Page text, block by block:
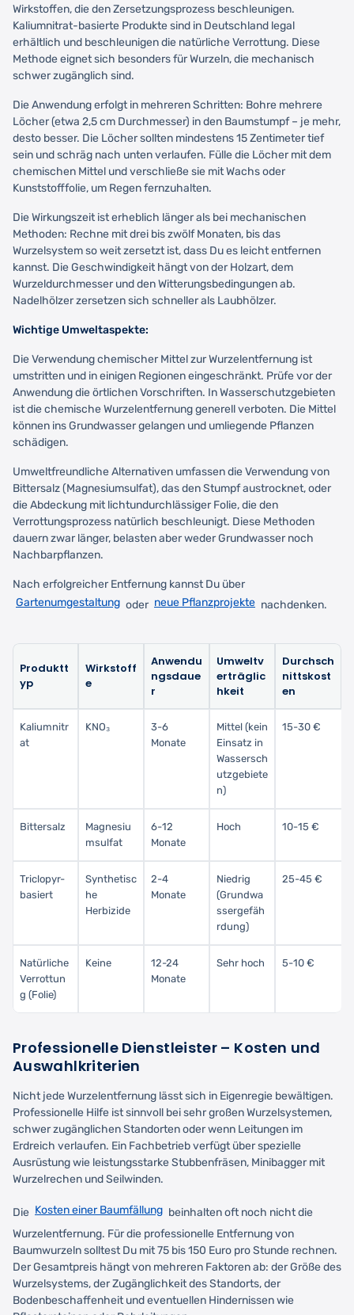
Wirkstoffen, die den Zersetzungsprozess beschleunigen.
Kaliumnitrat-basierte Produkte sind in Deutschland legal
erhältlich und beschleunigen die natürliche Verrottung. Diese
Methode eignet sich besonders für Wurzeln, die mechanisch
schwer zugänglich sind.
Die Anwendung erfolgt in mehreren Schritten: Bohre mehrere
Löcher (etwa 2,5 cm Durchmesser) in den Baumstumpf – je mehr,
desto besser. Die Löcher sollten mindestens 15 Zentimeter tief
sein und schräg nach unten verlaufen. Fülle die Löcher mit dem
chemischen Mittel und verschließe sie mit Wachs oder
Kunststofffolie, um Regen fernzuhalten.
Die Wirkungszeit ist erheblich länger als bei mechanischen
Methoden: Rechne mit drei bis zwölf Monaten, bis das
Wurzelsystem so weit zersetzt ist, dass Du es leicht entfernen
kannst. Die Geschwindigkeit hängt von der Holzart, dem
Wurzeldurchmesser und den Witterungsbedingungen ab.
Nadelhölzer zersetzen sich schneller als Laubhölzer.
Wichtige Umweltaspekte:
Die Verwendung chemischer Mittel zur Wurzelentfernung ist
umstritten und in einigen Regionen eingeschränkt. Prüfe vor der
Anwendung die örtlichen Vorschriften. In Wasserschutzgebieten
ist die chemische Wurzelentfernung generell verboten. Die Mittel
können ins Grundwasser gelangen und umliegende Pflanzen
schädigen.
Umweltfreundliche Alternativen umfassen die Verwendung von
Bittersalz (Magnesiumsulfat), das den Stumpf austrocknet, oder
die Abdeckung mit lichtundurchlässiger Folie, die den
Verrottungsprozess natürlich beschleunigt. Diese Methoden
dauern zwar länger, belasten aber weder Grundwasser noch
Nachbarpflanzen.
Nach erfolgreicher Entfernung kannst Du über
Gartenumgestaltung oder neue Pflanzprojekte nachdenken.
Produktt
yp
Wirkstoff
e
Anwendu
ngsdaue
r
Umweltv
erträglic
hkeit
Durchsch
nittskost
en
Kaliumnitr
at
KNO₃
3-6
Monate
Mittel (kein
Einsatz in
Wassersch
utzgebiete
n)
15-30 €
Bittersalz
Magnesiu
msulfat
6-12
Monate
Hoch 10-15 €
Triclopyr-
basiert
Synthetisc
he
Herbizide
2-4
Monate
Niedrig
(Grundwa
ssergefäh
rdung)
25-45 €
Natürliche
Verrottun
g (Folie)
Keine
12-24
Monate
Sehr hoch 5-10 €
Professionelle Dienstleister – Kosten und
Auswahlkriterien
Nicht jede Wurzelentfernung lässt sich in Eigenregie bewältigen.
Professionelle Hilfe ist sinnvoll bei sehr großen Wurzelsystemen,
schwer zugänglichen Standorten oder wenn Leitungen im
Erdreich verlaufen. Ein Fachbetrieb verfügt über spezielle
Ausrüstung wie leistungsstarke Stubbenfräsen, Minibagger mit
Wurzelrechen und Seilwinden.
Die Kosten einer Baumfällung beinhalten oft noch nicht die
Wurzelentfernung. Für die professionelle Entfernung von
Baumwurzeln solltest Du mit 75 bis 150 Euro pro Stunde rechnen.
Der Gesamtpreis hängt von mehreren Faktoren ab: der Größe des
Wurzelsystems, der Zugänglichkeit des Standorts, der
Bodenbeschaffenheit und eventuellen Hindernissen wie